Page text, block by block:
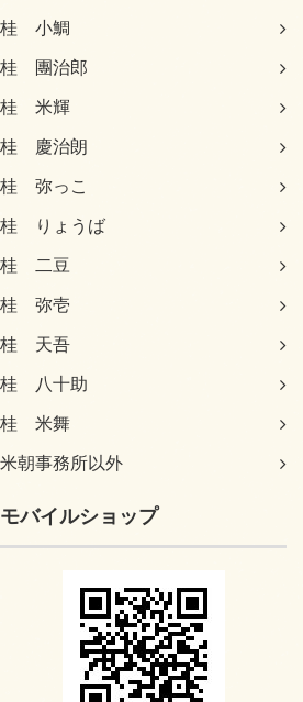
桂 小鯛
桂 團治郎
桂 米輝
桂 慶治朗
桂 弥っこ
桂 りょうば
桂 二豆
桂 弥壱
桂 天吾
桂 八十助
桂 米舞
米朝事務所以外
モバイルショップ